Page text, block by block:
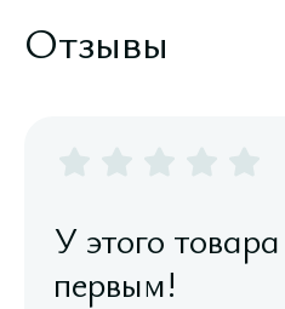
Отзывы
У этого
первым!